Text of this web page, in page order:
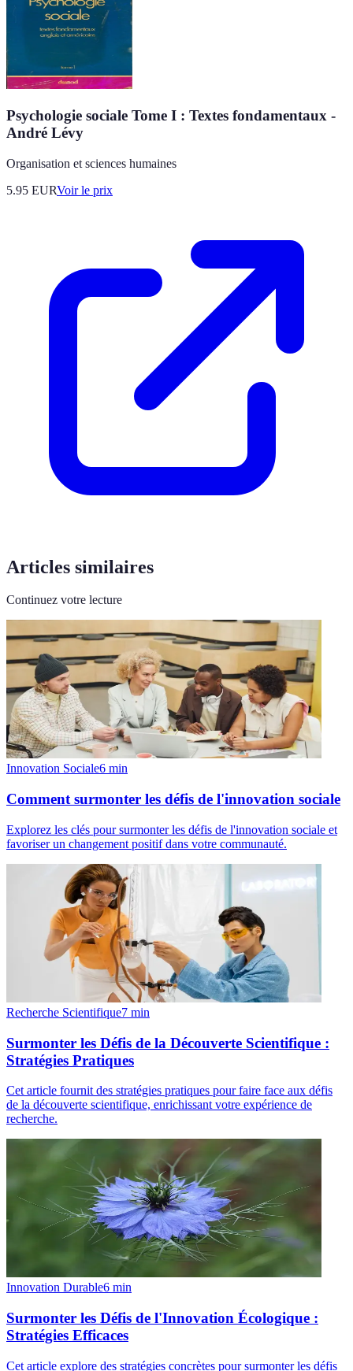
Psychologie sociale Tome I : Textes fondamentaux -
André Lévy
Organisation et sciences humaines
5.95 EURVoir le prix
Articles similaires
Continuez votre lecture
Innovation Sociale6 min
Comment surmonter les défis de l'innovation sociale
Explorez les clés pour surmonter les défis de l'innovation sociale et
favoriser un changement positif dans votre communauté.
Recherche Scientifique7 min
Surmonter les Défis de la Découverte Scientifique :
Stratégies Pratiques
Cet article fournit des stratégies pratiques pour faire face aux défis
de la découverte scientifique, enrichissant votre expérience de
recherche.
Innovation Durable6 min
Surmonter les Défis de l'Innovation Écologique :
Stratégies Efficaces
Cet article explore des stratégies concrètes pour surmonter les défis